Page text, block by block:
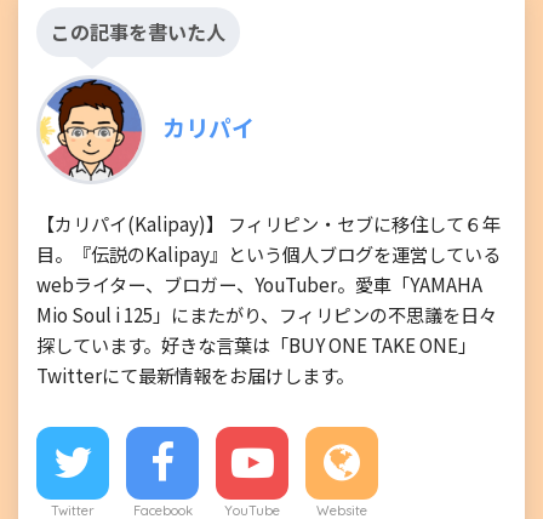
この記事を書いた人
カリパイ
【カリパイ(Kalipay)】 フィリピン・セブに移住して６年
目。『伝説のKalipay』という個人ブログを運営している
webライター、ブロガー、YouTuber。愛車「YAMAHA
Mio Soul i 125」にまたがり、フィリピンの不思議を日々
探しています。好きな言葉は「BUY ONE TAKE ONE」
Twitterにて最新情報をお届けします。
Twitter Facebook YouTube Website